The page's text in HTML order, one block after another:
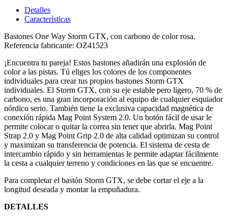
Detalles
Características
Bastones One Way Storm GTX, con carbono de color rosa.
Referencia fabricante: OZ41523
¡Encuentra tu pareja! Estos bastones añadirán una explosión de
color a las pistas. Tú eliges los colores de los componentes
individuales para crear tus propios bastones Storm GTX
individuales. El Storm GTX, con su eje estable pero ligero, 70 % de
carbono, es una gran incorporación al equipo de cualquier esquiador
nórdico serio. También tiene la exclusiva capacidad magnética de
conexión rápida Mag Point System 2.0. Un botón fácil de usar le
permite colocar o quitar la correa sin tener que abrirla. Mag Point
Strap 2.0 y Mag Point Grip 2.0 de alta calidad optimizan su control
y maximizan su transferencia de potencia. El sistema de cesta de
intercambio rápido y sin herramientas le permite adaptar fácilmente
la cesta a cualquier terreno y condiciones en las que se encuentre.
Para completar el bastón Storm GTX, se debe cortar el eje a la
longitud deseada y montar la empuñadura.
DETALLES